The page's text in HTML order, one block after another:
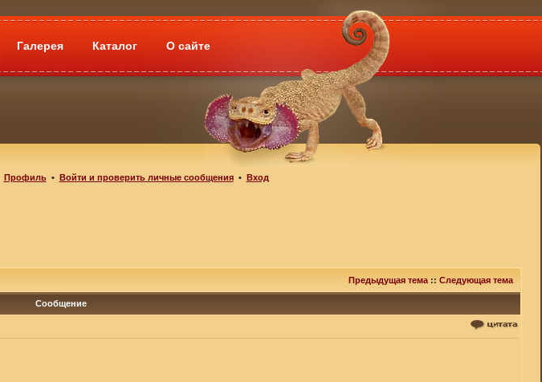
Галерея Каталог О сайте
Профиль• Войти и проверить личные сообщения• Вход
Предыдущая тема :: Следующая тема
Сообщение